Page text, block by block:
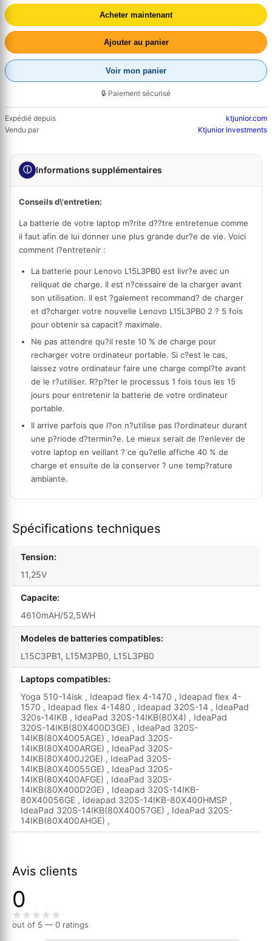
Acheter maintenant
Ajouter au panier
Voir mon panier
🔒 Paiement sécurisé
Expédié depuis
ktjunior.com
Vendu par
Ktjunior Investments
ⓘ Informations supplémentaires
Conseils d\'entretien:
La batterie de votre laptop m?rite d??tre entretenue comme
il faut afin de lui donner une plus grande dur?e de vie. Voici
comment l?entretenir :
La batterie pour Lenovo L15L3PB0 est livr?e avec un
reliquat de charge. Il est n?cessaire de la charger avant
son utilisation. Il est ?galement recommand? de charger
et d?charger votre nouvelle Lenovo L15L3PB0 2 ? 5 fois
pour obtenir sa capacit? maximale.
Ne pas attendre qu?il reste 10 % de charge pour
recharger votre ordinateur portable. Si c?est le cas,
laissez votre ordinateur faire une charge compl?te avant
de le r?utiliser. R?p?ter le processus 1 fois tous les 15
jours pour entretenir la batterie de votre ordinateur
portable.
Il arrive parfois que l?on n?utilise pas l?ordinateur durant
une p?riode d?termin?e. Le mieux serait de l?enlever de
votre laptop en veillant ? ce qu?elle affiche 40 % de
charge et ensuite de la conserver ? une temp?rature
ambiante.
Spécifications techniques
Tension:
11,25V
Capacite:
4610mAH/52,5WH
Modeles de batteries compatibles:
L15C3PB1, L15M3PB0, L15L3PB0
Laptops compatibles:
Yoga 510-14isk , Ideapad flex 4-1470 , Ideapad flex 4-
1570 , Ideapad flex 4-1480 , Ideapad 320S-14 , IdeaPad
320s-14IKB , IdeaPad 320S-14IKB(80X4) , IdeaPad
320S-14IKB(80X400D3GE) , IdeaPad 320S-
14IKB(80X4005AGE) , IdeaPad 320S-
14IKB(80X400ARGE) , IdeaPad 320S-
14IKB(80X400J2GE) , IdeaPad 320S-
14IKB(80X40055GE) , IdeaPad 320S-
14IKB(80X400AFGE) , IdeaPad 320S-
14IKB(80X400D2GE) , Ideapad 320S-14IKB-
80X40056GE , Ideapad 320S-14IKB-80X400HMSP ,
IdeaPad 320S-14IKB(80X40057GE) , IdeaPad 320S-
14IKB(80X400AHGE) ,
Avis clients
0
out of 5 — 0 ratings